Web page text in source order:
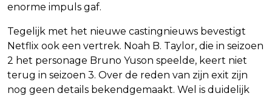
enorme impuls gaf.
Tegelijk met het nieuwe castingnieuws bevestigt
Netflix ook een vertrek. Noah B. Taylor, die in seizoen
2 het personage Bruno Yuson speelde, keert niet
terug in seizoen 3. Over de reden van zijn exit zijn
nog geen details bekendgemaakt. Wel is duidelijk